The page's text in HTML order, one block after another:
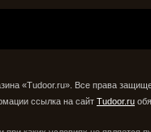
«Tudoor.ru». Все права
ссылка на сайт Tudoor.ru